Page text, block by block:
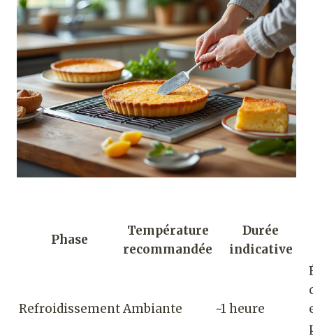
Phase
Température
recommandée
Durée
indicative
RefroidissementAmbiante ~1 heure